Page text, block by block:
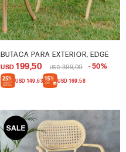
BUTACA PARA EXTERIOR, EDGE
USD 199,50 USD 399,00 50
USD 149,63 USD 169,58